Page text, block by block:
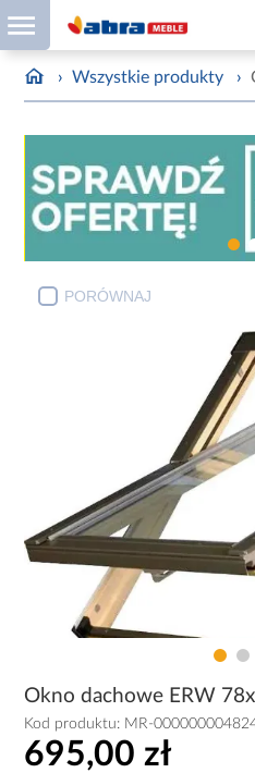
› Wszystkie produkty ›
PORÓWNAJ
Okno dachowe ERW
Kod produktu: MR-
695,00 zł